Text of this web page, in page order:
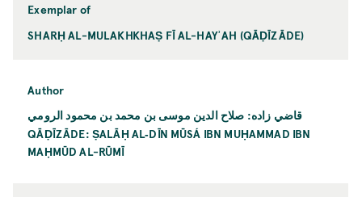
Exemplar of
SHARḤ AL-MULAKHKHAṢ FĪ AL-HAYʾAH (QĀḌĪZĀDE)
Author
قاضي زاده: صلاح الدين موسى بن محمد بن محمود الرومي
QĀḌĪZĀDE: ṢALĀḤ AL‐DĪN MŪSÁ IBN MUḤAMMAD IBN
MAḤMŪD AL-RŪMĪ